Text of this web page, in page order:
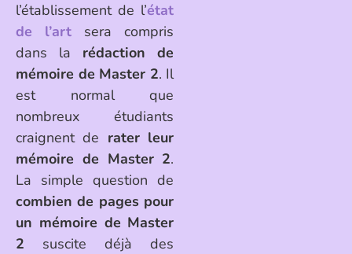
l’établissement de l’état
de l’art sera compris
dans la rédaction de
mémoire de Master 2. Il
est normal que
nombreux étudiants
craignent de rater leur
mémoire de Master 2.
La simple question de
combien de pages pour
un mémoire de Master
2 suscite déjà des